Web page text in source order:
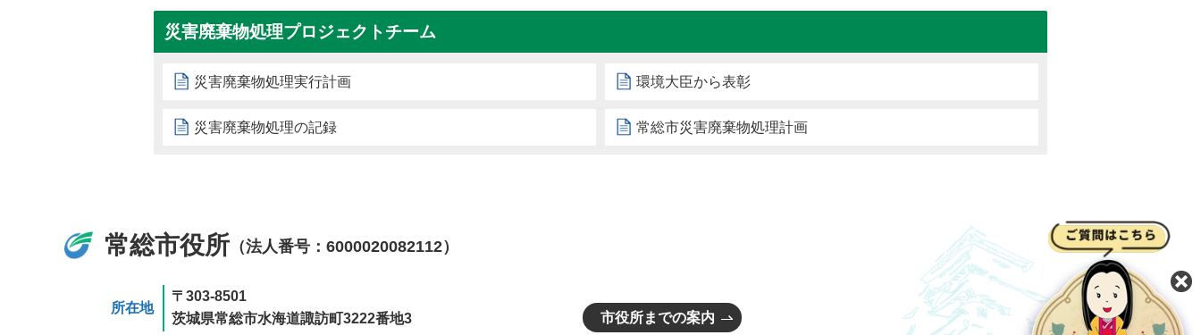
災害廃棄物処理プロジェクトチーム
災害廃棄物処理実行計画 環境大臣から表彰
災害廃棄物処理の記録 常総市災害廃棄物処理計画
常総市役所 （法人番号：6000020082112）
所在地
〒303-8501
茨城県常総市水海道諏訪町3222番地3
市役所までの案内